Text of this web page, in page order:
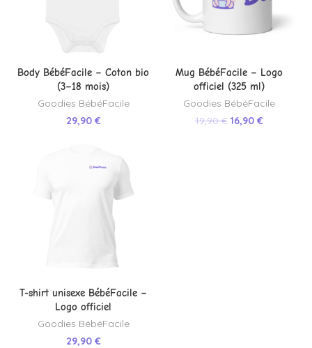
Body BébéFacile – Coton bio
(3–18 mois)
Goodies BébéFacile
29,90 €
Mug BébéFacile – Logo
officiel (325 ml)
Goodies BébéFacile
19,90€ 16,90 €
T-shirt unisexe BébéFacile –
Logo officiel
Goodies BébéFacile
29,90 €